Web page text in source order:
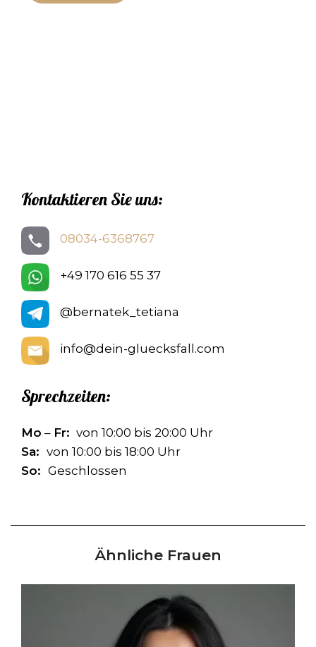
Kontaktieren Sie uns:
08034-6368767
+49 170 616 55 37
@bernatek_tetiana
info@dein-gluecksfall.com
Sprechzeiten:
Mo – Fr: von 10:00 bis 20:00 Uhr
Sa: von 10:00 bis 18:00 Uhr
So: Geschlossen
Ähnliche Frauen